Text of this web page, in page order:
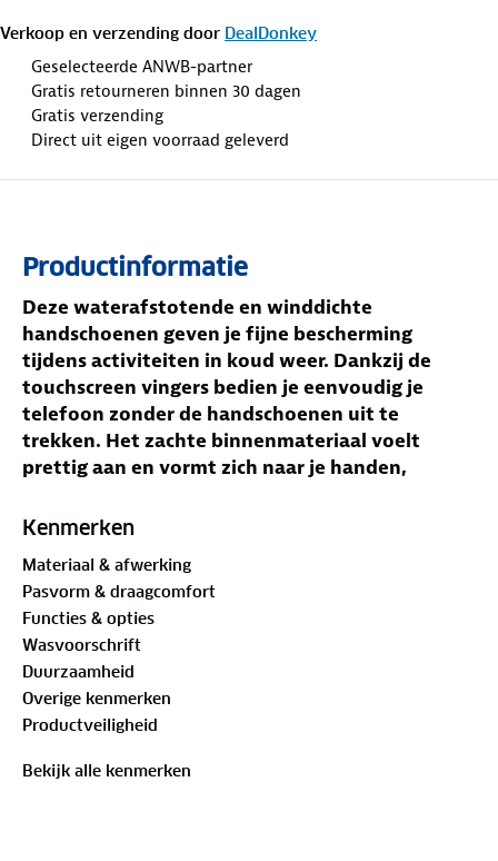
Verkoop en verzending door DealDonkey
Geselecteerde ANWB-partner
Gratis retourneren binnen 30 dagen
Gratis verzending
Direct uit eigen voorraad geleverd
Productinformatie
Deze waterafstotende en winddichte
handschoenen geven je fijne bescherming
tijdens activiteiten in koud weer. Dankzij de
touchscreen vingers bedien je eenvoudig je
telefoon zonder de handschoenen uit te
trekken. Het zachte binnenmateriaal voelt
prettig aan en vormt zich naar je handen,
wandelen, fietsen of andere buitenactiviteiten.
De handschoenen hebben een normale pasvorm
en zijn geschikt voor volwassenen. Ze zijn
flexibel, sluiten goed aan en bieden extra
warmte, zonder dik of zwaar aan te voelen.
Door het lichte ontwerp zijn ze ook goed te
gebruiken bij sportieve oefeningen. Met het
kleine clipje houd je het paar eenvoudig bij
elkaar wanneer je ze opbergt.
Kenmerken
Materiaal & afwerking
Pasvorm & draagcomfort
Functies & opties
Wasvoorschrift
Duurzaamheid
Overige kenmerken
Productveiligheid
Bekijk alle kenmerken